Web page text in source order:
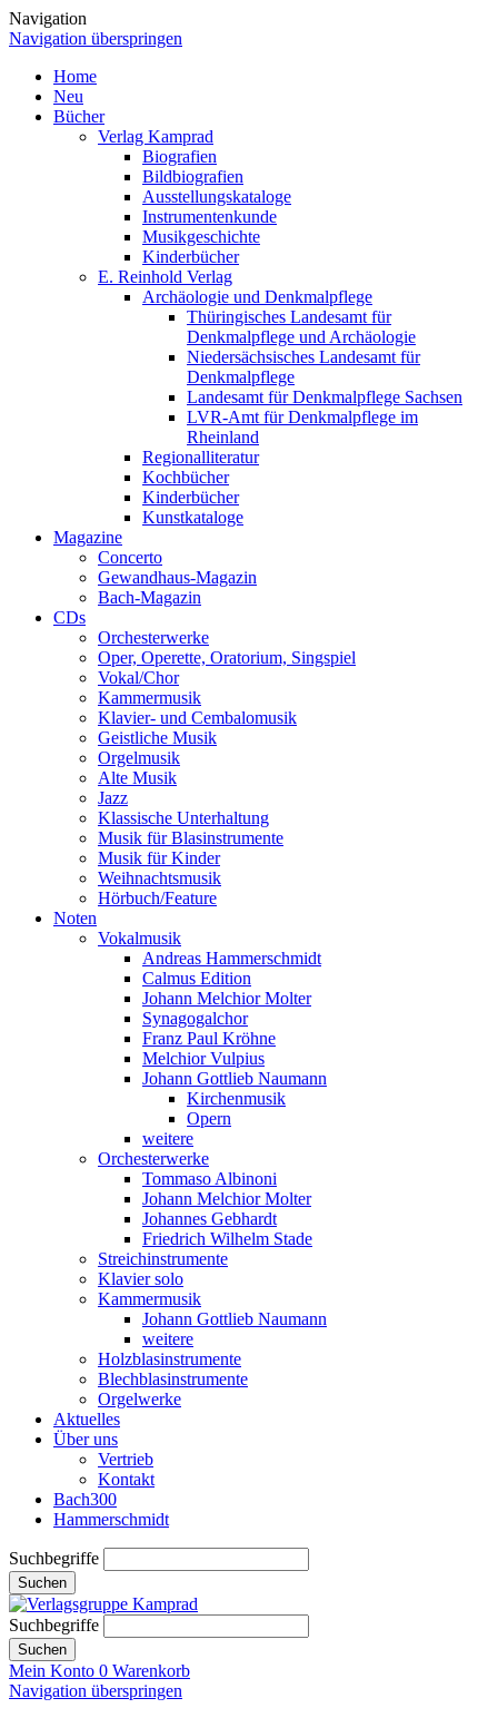
Navigation
Navigation überspringen
Home
Neu
Bücher
Verlag Kamprad
Biografien
Bildbiografien
Ausstellungskataloge
Instrumentenkunde
Musikgeschichte
Kinderbücher
E. Reinhold Verlag
Archäologie und Denkmalpflege
Thüringisches Landesamt für
Denkmalpflege und Archäologie
Niedersächsisches Landesamt für
Denkmalpflege
Landesamt für Denkmalpflege Sachsen
LVR-Amt für Denkmalpflege im
Rheinland
Regionalliteratur
Kochbücher
Kinderbücher
Kunstkataloge
Magazine
Concerto
Gewandhaus-Magazin
Bach-Magazin
CDs
Orchesterwerke
Oper, Operette, Oratorium, Singspiel
Vokal/Chor
Kammermusik
Klavier- und Cembalomusik
Geistliche Musik
Orgelmusik
Alte Musik
Jazz
Klassische Unterhaltung
Musik für Blasinstrumente
Musik für Kinder
Weihnachtsmusik
Hörbuch/Feature
Noten
Vokalmusik
Andreas Hammerschmidt
Calmus Edition
Johann Melchior Molter
Synagogalchor
Franz Paul Kröhne
Melchior Vulpius
Johann Gottlieb Naumann
Kirchenmusik
Opern
weitere
Orchesterwerke
Tommaso Albinoni
Johann Melchior Molter
Johannes Gebhardt
Friedrich Wilhelm Stade
Streichinstrumente
Klavier solo
Kammermusik
Johann Gottlieb Naumann
weitere
Holzblasinstrumente
Blechblasinstrumente
Orgelwerke
Aktuelles
Über uns
Vertrieb
Kontakt
Bach300
Hammerschmidt
Suchbegriffe
Suchen
Suchbegriffe
Suchen
Mein Konto 0 Warenkorb
Navigation überspringen